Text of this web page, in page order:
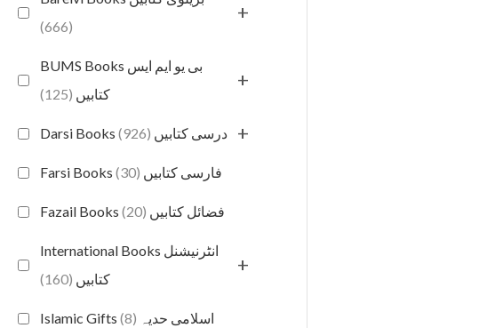
(666)
+
BUMS Books بی یو ایم ایس
کتابیں (125)
+
Darsi Books درسی کتابیں (926) +
Farsi Books فارسی کتابیں (30)
Fazail Books فضائل کتابیں (20)
International Books انٹرنیشنل
کتابیں (160)
+
Islamic Gifts اسلامی حدیہ (8)